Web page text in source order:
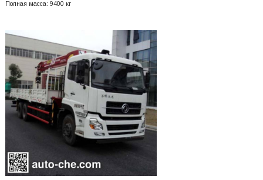
Полная масса: 9400 кг